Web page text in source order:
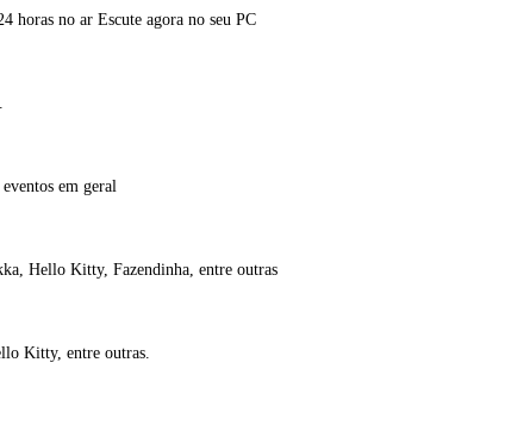
horas no ar Escute agora no seu PC
em geral
Hello Kitty, Fazendinha, entre outras
Kitty, entre outras.